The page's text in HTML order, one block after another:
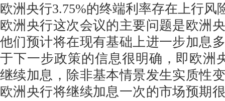
欧洲央行3.75%的终端利率存在上行风
欧洲央行这次会议的主要问题是欧洲
他们预计将在现有基础上进一步加息
于下一步政策的信息很明确，即欧洲
继续加息，除非基本情景发生实质性
欧洲央行将继续加息一次的市场预期